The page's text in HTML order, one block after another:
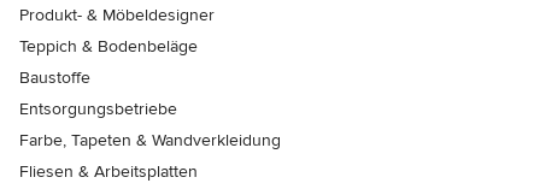
Produkt- & Möbeldesigner
Teppich & Bodenbeläge
Baustoffe
Entsorgungsbetriebe
Farbe, Tapeten & Wandverkleidung
Fliesen & Arbeitsplatten